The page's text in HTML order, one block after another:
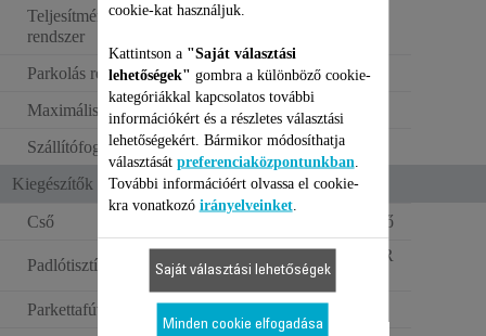
Teljesítményszabályozó
rendszer
Parkolás rendszer
1
Maximális porszint jelző
Szállítófogantyú
Kiegészítők
Cső Teleszkópos fém cső
Padlótisztító kefék
2 helyzet (POWER
AIR)
Parkettafúvóka Softcare
cookie-kat használjuk.
Kattintson a "Saját választási
lehetőségek" gombra a különböző cookie-
kategóriákkal kapcsolatos további
információkért és a részletes választási
lehetőségekért. Bármikor módosíthatja
választását preferenciaközpontunkban
További információért olvassa el cookie-
kra vonatkozó irányelveinket.
Saját választási lehetőségek
Minden cookie elfogadása